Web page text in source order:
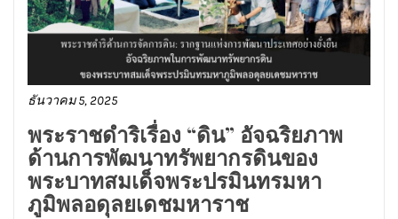
ธันวาคม 5, 2025
พระราชดำริเรื่อง “ดิน” อัจฉริยภาพ
ด้านการพัฒนาทรัพยากรดินของ
พระบาทสมเด็จพระปรมินทรมหา
ภูมิพลอดุลยเดชมหาราช